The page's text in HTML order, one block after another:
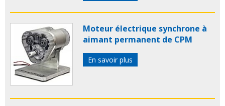
Moteur électrique synchrone à
aimant permanent de CPM
En savoir plus